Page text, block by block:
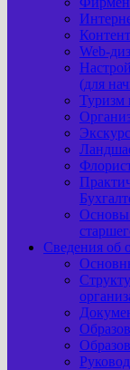
Web-
(для
Туризм
Основы
Сведения об